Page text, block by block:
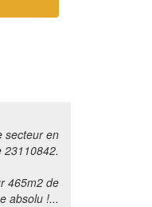
secteur en
23110842.
465m2 de
absolu !...